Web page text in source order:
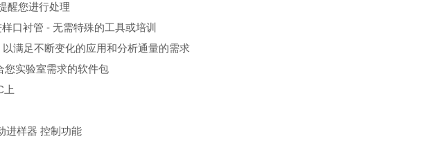
醒您进行处理
口衬管 - 无需特殊的工具或培训
满足不断变化的应用和分析通量的需求
您实验室需求的软件包
上
进样器 控制功能